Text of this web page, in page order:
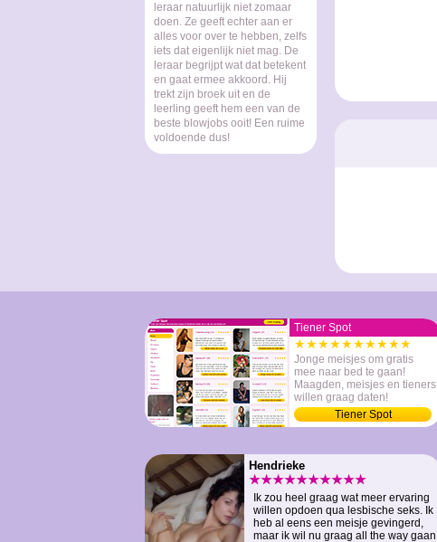
leraar natuurlijk niet zomaar
doen. Ze geeft echter aan er
alles voor over te hebben, zelfs
iets dat eigenlijk niet mag. De
leraar begrijpt wat dat betekent
en gaat ermee akkoord. Hij
trekt zijn broek uit en de
leerling geeft hem een van de
beste blowjobs ooit! Een ruime
voldoende dus!
Tiener Spot
★★★★★★★★★★
Jonge meisjes om gratis
mee naar bed te gaan!
Maagden, meisjes en tieners
willen graag daten!
Tiener Spot
Hendrieke
★★★★★★★★★★
Ik zou heel graag wat meer ervaring
willen opdoen qua lesbische seks. Ik
heb al eens een meisje gevingerd,
maar ik wil nu graag all the way gaan